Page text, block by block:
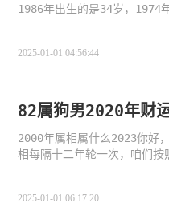
1986年出生的是34岁，1974
2025-01-01 04:56:44
82属狗男2020年财
2000年属相属什么2023你好
相每隔十二年轮一次，咱们
2025-01-01 06:17:20